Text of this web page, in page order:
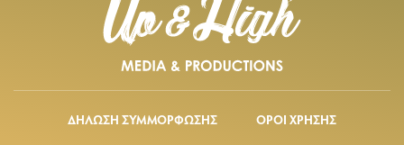
ΔΗΛΩΣΗ ΣΥΜΜΟΡΦΩΣΗΣ
ΟΡΟΙ ΧΡΗΣΗΣ